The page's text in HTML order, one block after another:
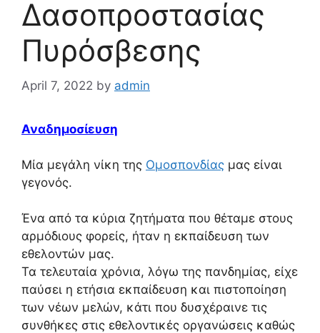
Δασοπροστασίας
Πυρόσβεσης
April 7, 2022 by admin
Αναδημοσίευση
Μία μεγάλη νίκη της Ομοσπονδίας μας είναι
γεγονός.
Ένα από τα κύρια ζητήματα που θέταμε στους
αρμόδιους φορείς, ήταν η εκπαίδευση των
εθελοντών μας.
Τα τελευταία χρόνια, λόγω της πανδημίας, είχε
παύσει η ετήσια εκπαίδευση και πιστοποίηση
των νέων μελών, κάτι που δυσχέραινε τις
συνθήκες στις εθελοντικές οργανώσεις καθώς